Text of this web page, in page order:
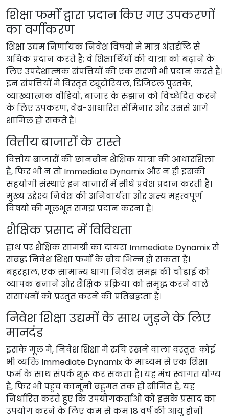
शिक्षा फर्मों द्वारा प्रदान किए गए उपकरणों
का वर्गीकरण
शिक्षा उद्यम निर्णायक निवेश विषयों में मात्र अंतर्दृष्टि से
अधिक प्रदान करते हैं; वे शिक्षार्थियों की यात्रा को बढ़ाने के
लिए उपदेशात्मक संपत्तियों की एक सरणी भी प्रदान करते हैं।
इन संपत्तियों में विस्तृत ट्यूटोरियल, डिजिटल पुस्तकें,
व्याख्यात्मक वीडियो, बाजार के रुझान को विच्छेदित करने
के लिए उपकरण, वेब-आधारित सेमिनार और उससे आगे
शामिल हो सकते हैं।
वित्तीय बाजारों के रास्ते
वित्तीय बाजारों की छानबीन शैक्षिक यात्रा की आधारशिला
है, फिर भी न तो Immediate Dynamix और न ही इसकी
सहयोगी संस्थाएं इन बाजारों में सीधे प्रवेश प्रदान करती हैं।
मुख्य उद्देश्य निवेश की अनिवार्यता और अन्य महत्वपूर्ण
विषयों की मूलभूत समझ प्रदान करना है।
शैक्षिक प्रसाद में विविधता
हाथ पर शैक्षिक सामग्री का दायरा Immediate Dynamix से
संबद्ध निवेश शिक्षा फर्मों के बीच भिन्न हो सकता है।
बहरहाल, एक सामान्य धागा निवेश समझ की चौड़ाई को
व्यापक बनाने और शैक्षिक प्रक्रिया को समृद्ध करने वाले
संसाधनों को प्रस्तुत करने की प्रतिबद्धता है।
निवेश शिक्षा उद्यमों के साथ जुड़ने के लिए
मानदंड
इसके मूल में, निवेश शिक्षा में रुचि रखने वाला वस्तुतः कोई
भी व्यक्ति Immediate Dynamix के माध्यम से एक शिक्षा
फर्म के साथ संपर्क शुरू कर सकता है। यह मंच स्वागत योग्य
है, फिर भी पहुंच कानूनी बहुमत तक ही सीमित है, यह
निर्धारित करते हुए कि उपयोगकर्ताओं को इसके प्रसाद का
उपयोग करने के लिए कम से कम 18 वर्ष की आयु होनी